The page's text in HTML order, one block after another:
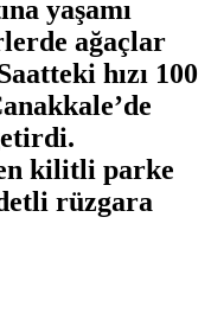
yaşamı
ağaçlar
hızı 100
kilitli parke
rüzgara